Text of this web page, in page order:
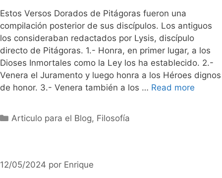
Estos Versos Dorados de Pitágoras fueron una
compilación posterior de sus discípulos. Los antiguos
los consideraban redactados por Lysis, discípulo
directo de Pitágoras. 1.- Honra, en primer lugar, a los
Dioses Inmortales como la Ley los ha establecido. 2.-
Venera el Juramento y luego honra a los Héroes dignos
de honor. 3.- Venera también a los … Read more
Categorías
Articulo para el Blog, Filosofía
12/05/2024 por Enrique